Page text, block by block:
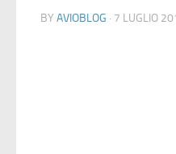
BY AVIOBLOG · 7 LUGLIO